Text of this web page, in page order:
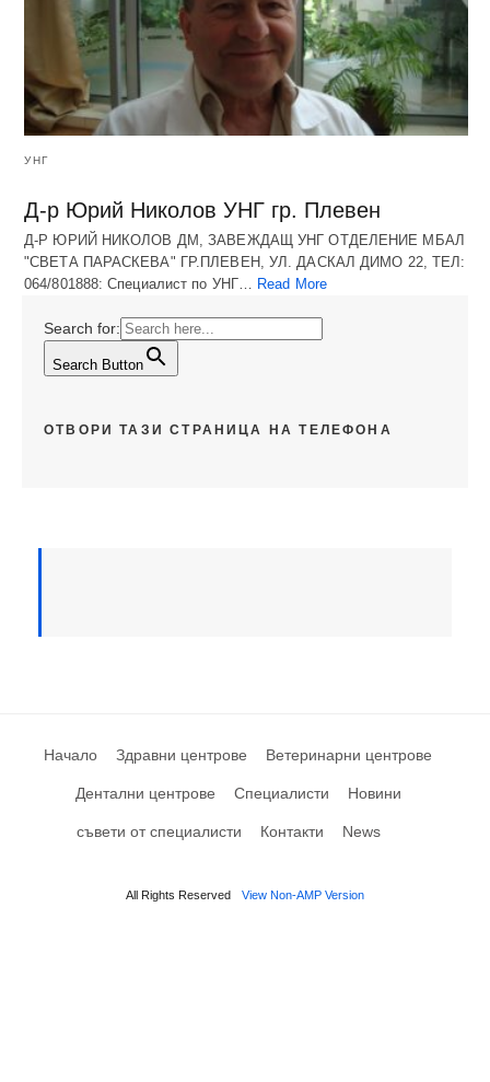
УНГ
Д-р Юрий Николов УНГ гр. Плевен
Д-Р ЮРИЙ НИКОЛОВ ДМ, ЗАВЕЖДАЩ УНГ ОТДЕЛЕНИЕ МБАЛ
"СВЕТА ПАРАСКЕВА" ГР.ПЛЕВЕН, УЛ. ДАСКАЛ ДИМО 22, ТЕЛ:
064/801888: Специалист по УНГ… Read More
Search for:
Search Button
ОТВОРИ ТАЗИ СТРАНИЦА НА ТЕЛЕФОНА
Начало Здравни центрове Ветеринарни центрове
Дентални центрове Специалисти Новини
съвети от специалисти Контакти News
All Rights Reserved View Non-AMP Version